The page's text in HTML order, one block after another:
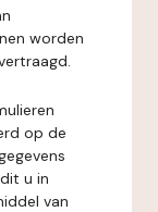
worden
op de
u in
van